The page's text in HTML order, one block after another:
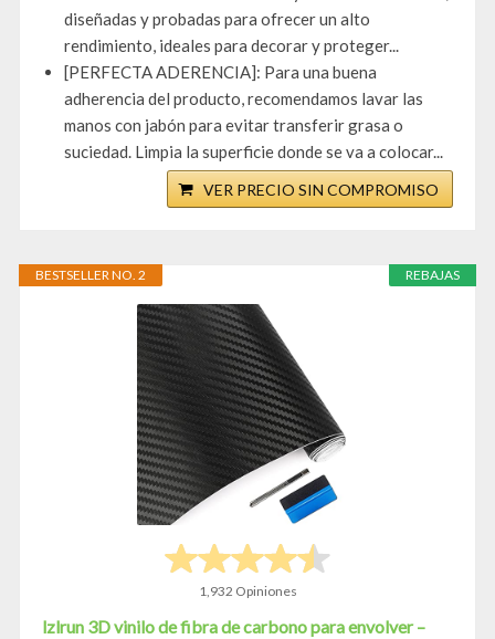
diseñadas y probadas para ofrecer un alto
rendimiento, ideales para decorar y proteger...
[PERFECTA ADERENCIA]: Para una buena
adherencia del producto, recomendamos lavar las
manos con jabón para evitar transferir grasa o
suciedad. Limpia la superficie donde se va a colocar...
VER PRECIO SIN COMPROMISO
REBAJAS
BESTSELLER NO. 2
1,932 Opiniones
lzlrun 3D vinilo de fibra de carbono para envolver –